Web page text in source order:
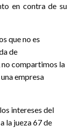
en contra de su
que no es
de
compartimos la
empresa
intereses del
la jueza 67 de